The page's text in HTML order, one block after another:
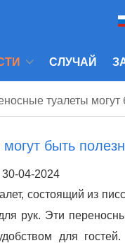
СЛУЧАЙ
туалеты
быть
30-04-2024
состоящий из
рук. Эти
для